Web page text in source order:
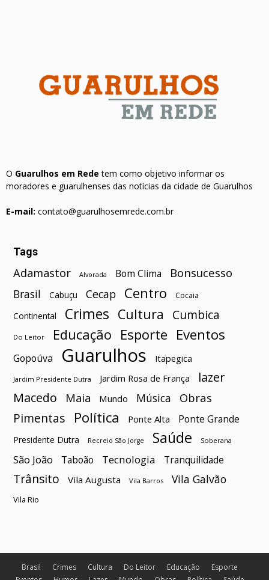
O Guarulhos em Rede tem como objetivo informar os
moradores e guarulhenses das notícias da cidade de Guarulhos
E-mail: contato@guarulhosemrede.com.br
Tags
Adamastor Alvorada Bom Clima Bonsucesso
Brasil Cabuçu Cecap Centro Cocaia
Continental Crimes Cultura Cumbica
Do Leitor Educação Esporte Eventos
Gopoúva Guarulhos Itapegica
Jardim Presidente Dutra Jardim Rosa de França
lazer
Macedo
Maia Mundo Música Obras
Pimentas Política Ponte Alta Ponte Grande
Presidente Dutra Recreio São Jorge Saúde Soberana
São João Taboão Tecnologia Tranquilidade
Trânsito Vila Augusta Vila Barros Vila Galvão
Vila Rio
Brasil Crimes Cultura Do Leitor Educação
Esporte